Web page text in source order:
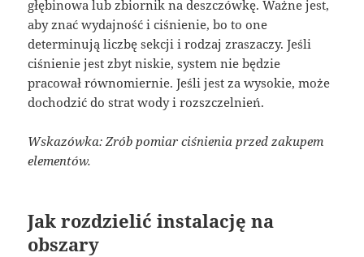
głębinowa lub zbiornik na deszczówkę. Ważne jest,
aby znać wydajność i ciśnienie, bo to one
determinują liczbę sekcji i rodzaj zraszaczy. Jeśli
ciśnienie jest zbyt niskie, system nie będzie
pracował równomiernie. Jeśli jest za wysokie, może
dochodzić do strat wody i rozszczelnień.
Wskazówka: Zrób pomiar ciśnienia przed zakupem
elementów.
Jak rozdzielić instalację na
obszary